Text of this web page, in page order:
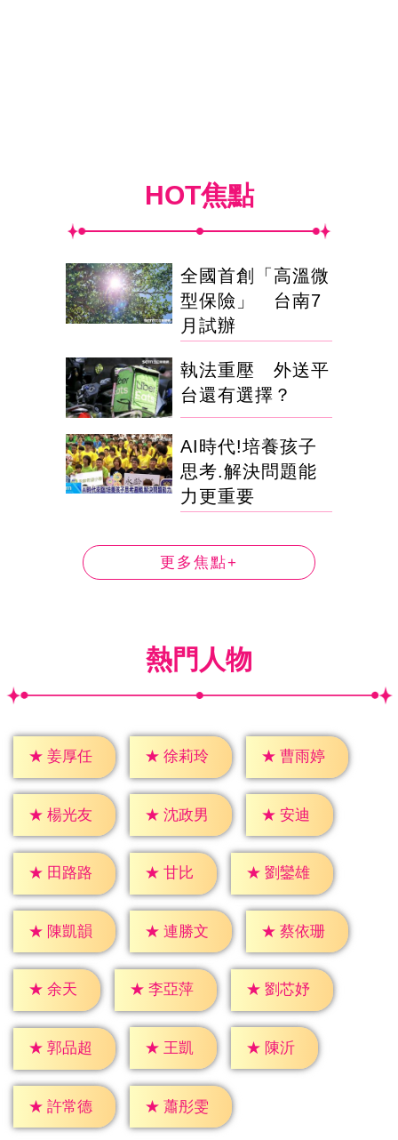
HOT焦點
全國首創「高溫微
型保險」 台南7
月試辦
執法重壓 外送平
台還有選擇？
AI時代!培養孩子
思考.解決問題能
力更重要
更多焦點+
熱門人物
★ 姜厚任 ★ 徐莉玲 ★ 曹雨婷
★ 楊光友 ★ 沈政男 ★ 安迪
★ 田路路 ★ 甘比 ★ 劉鑾雄
★ 陳凱韻 ★ 連勝文 ★ 蔡依珊
★ 余天 ★ 李亞萍 ★ 劉芯妤
★ 郭品超 ★ 王凱 ★ 陳沂
★ 許常德 ★ 蕭彤雯